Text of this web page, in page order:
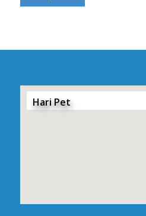
Hari Pet